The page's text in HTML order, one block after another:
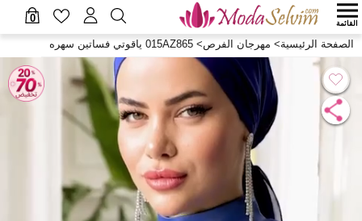
0 القائمة
الصفحة الرئيسية> مهرجان الفرص> 015AZ865 ياقوتي فساتين سهره